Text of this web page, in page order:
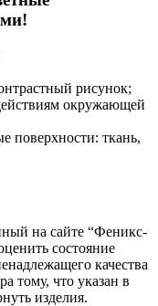
рисунок;
окружающей
поверхности: ткань,
на сайте “Феникс-
состояние
качества
тому, что указан в
изделия.